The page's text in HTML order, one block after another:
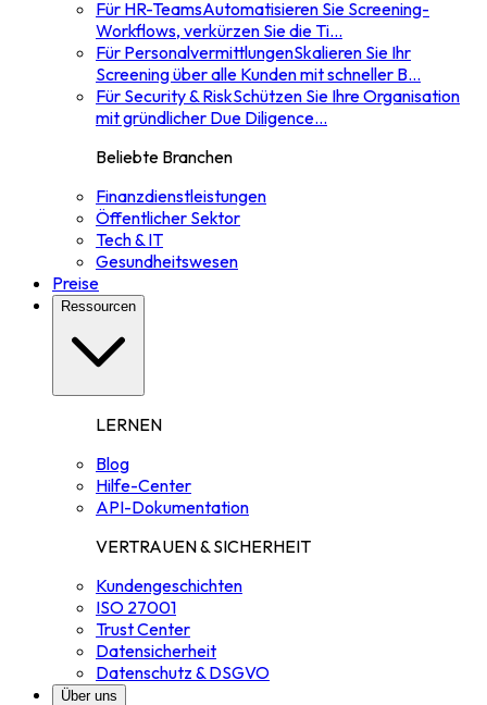
Für HR-TeamsAutomatisieren Sie Screening-
Workflows, verkürzen Sie die Ti...
Für PersonalvermittlungenSkalieren Sie Ihr
Screening über alle Kunden mit schneller B...
Für Security & RiskSchützen Sie Ihre Organisation
mit gründlicher Due Diligence...
Beliebte Branchen
Finanzdienstleistungen
Öffentlicher Sektor
Tech & IT
Gesundheitswesen
Preise
Ressourcen
LERNEN
Blog
Hilfe-Center
API-Dokumentation
VERTRAUEN & SICHERHEIT
Kundengeschichten
ISO 27001
Trust Center
Datensicherheit
Datenschutz & DSGVO
Über uns